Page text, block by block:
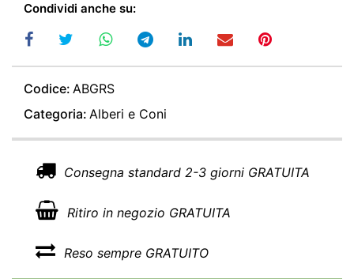
Condividi anche su:
Codice: ABGRS
Categoria: Alberi e Coni
Consegna standard 2-3 giorni GRATUITA
Ritiro in negozio GRATUITA
Reso sempre GRATUITO